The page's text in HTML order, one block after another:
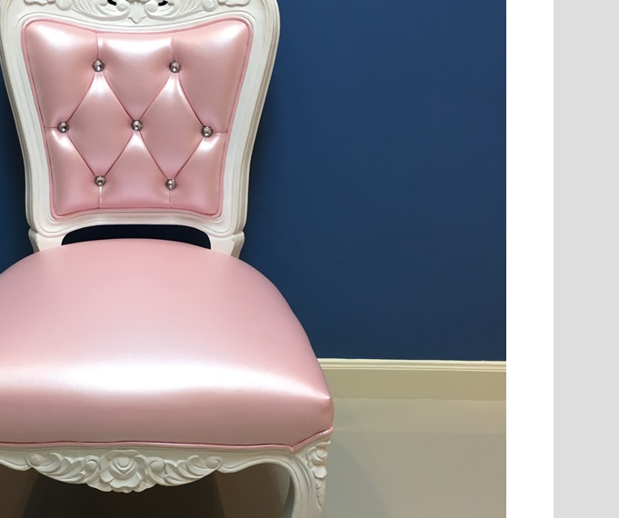
โซฟา Wing Chair 1 ที่นั่ง ขาไม้ บุผ้กำมะหยี่ พร้อมที่
สตูล สามารถเปลี่ยนสีหนังหรือตัวผ้าไ..
12,500 บาท 13,500 บาท
หยิบใส่ตระกร้า